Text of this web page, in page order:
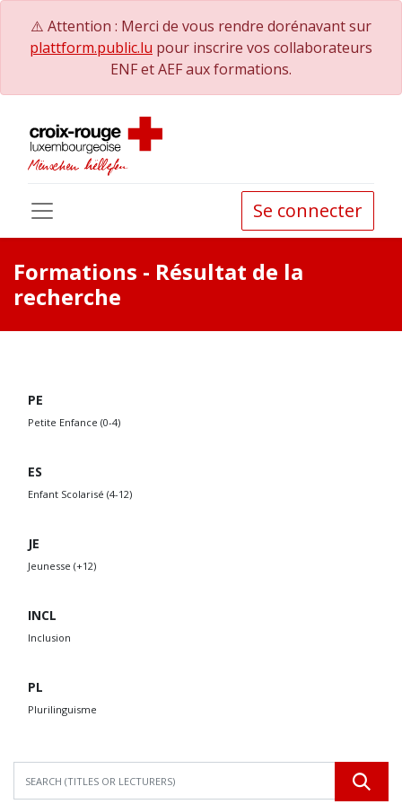
⚠️ Attention : Merci de vous rendre dorénavant sur
plattform.public.lu pour inscrire vos collaborateurs
ENF et AEF aux formations.
Se connecter
Formations - Résultat de la
recherche
PE
Petite Enfance (0-4)
ES
Enfant Scolarisé (4-12)
JE
Jeunesse (+12)
INCL
Inclusion
PL
Plurilinguisme